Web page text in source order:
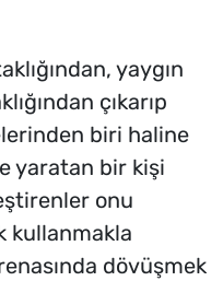
yaygın
çıkarıp
biri haline
yaratan bir kişi
onu
kullanmakla
dövüşmek